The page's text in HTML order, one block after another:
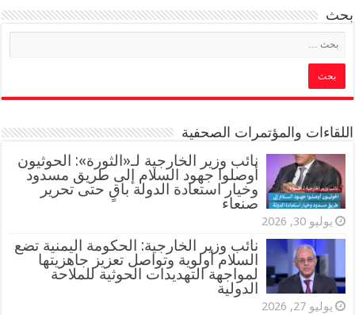
بحث
اللقاءات والمؤتمرات الصحفية
‏نائب وزير الخارجية لـ«الثورة»: الحوثيون
أوصلوا جهود السلام إلى طريق مسدود
وخيار استعادة الدولة باقٍ حتى تحرير
صنعاء
يوليو 30, 2026
نائب وزير الخارجية: الحكومة اليمنية تضع
السلام أولوية وتواصل تعزيز جاهزيتها
لمواجهة التهديدات الحوثية للملاحة
الدولية
يوليو 27, 2026